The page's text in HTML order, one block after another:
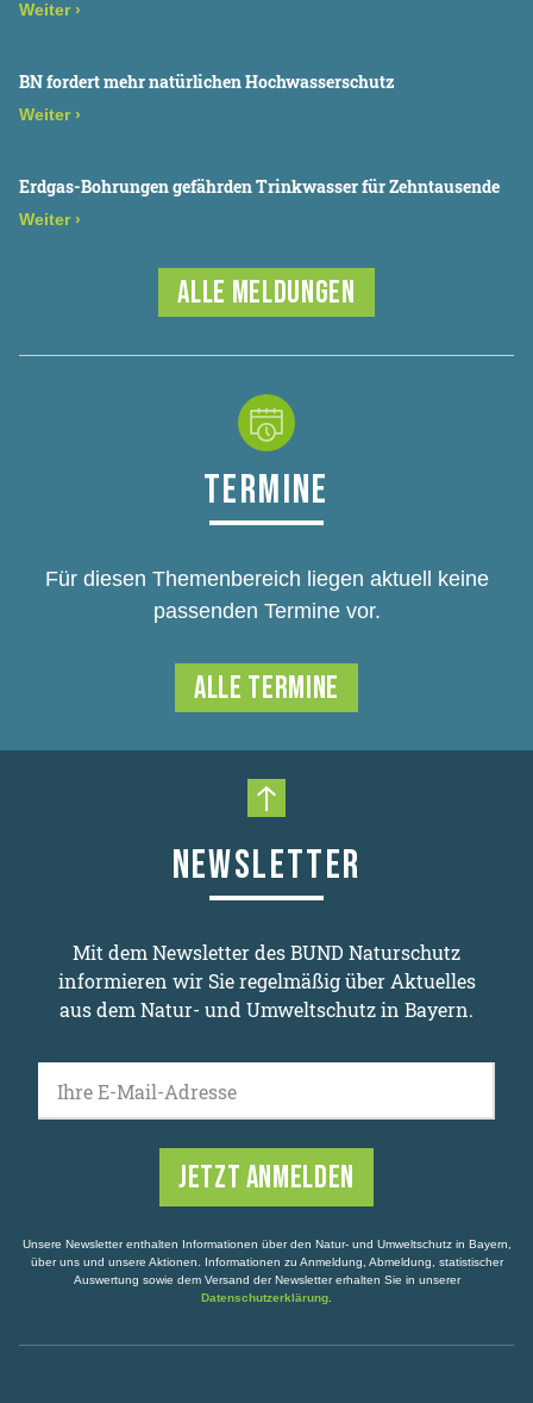
Weiter ›
BN fordert mehr natürlichen Hochwasserschutz
Weiter ›
Erdgas-Bohrungen gefährden Trinkwasser für Zehntausende
Weiter ›
ALLE MELDUNGEN
TERMINE
Für diesen Themenbereich liegen aktuell keine
passenden Termine vor.
ALLE TERMINE
Nach oben scrollen
NEWSLETTER
Mit dem Newsletter des BUND Naturschutz
informieren wir Sie regelmäßig über Aktuelles
aus dem Natur- und Umweltschutz in Bayern.
Ihre E-Mail-Adresse
Unsere Newsletter enthalten Informationen über den Natur- und Umweltschutz in Bayern,
über uns und unsere Aktionen. Informationen zu Anmeldung, Abmeldung, statistischer
Auswertung sowie dem Versand der Newsletter erhalten Sie in unserer
Datenschutzerklärung.